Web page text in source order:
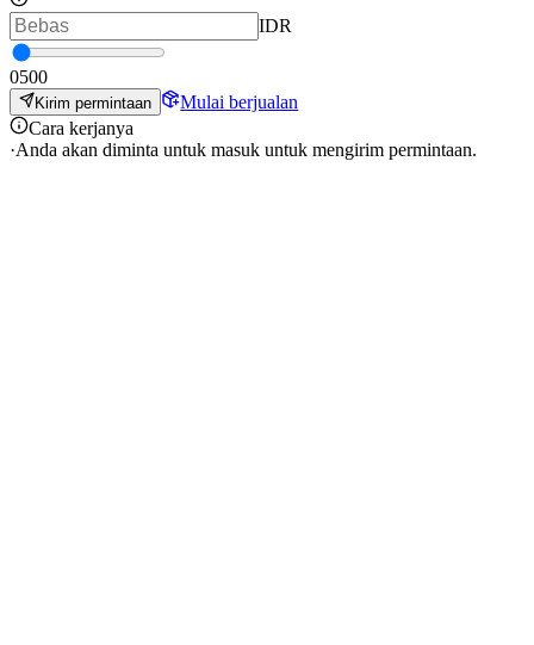
IDR
0500
Kirim permintaan
Mulai berjualan
Cara kerjanya
·Anda akan diminta untuk masuk untuk mengirim permintaan.